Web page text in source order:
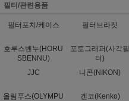
필터/관련용품
필터포치/케이스 필터브라켓
호루스벤누(HORU
SBENNU)
포토그래퍼(사각필
터)
JJC 니콘(NIKON)
올림푸스(OLYMPU
겐코(Kenko)